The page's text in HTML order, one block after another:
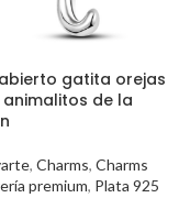
gatita orejas
de la
, Charms, Charms
premium, Plata 925